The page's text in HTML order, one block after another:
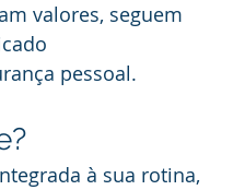
valores, seguem
pessoal.
à sua rotina,